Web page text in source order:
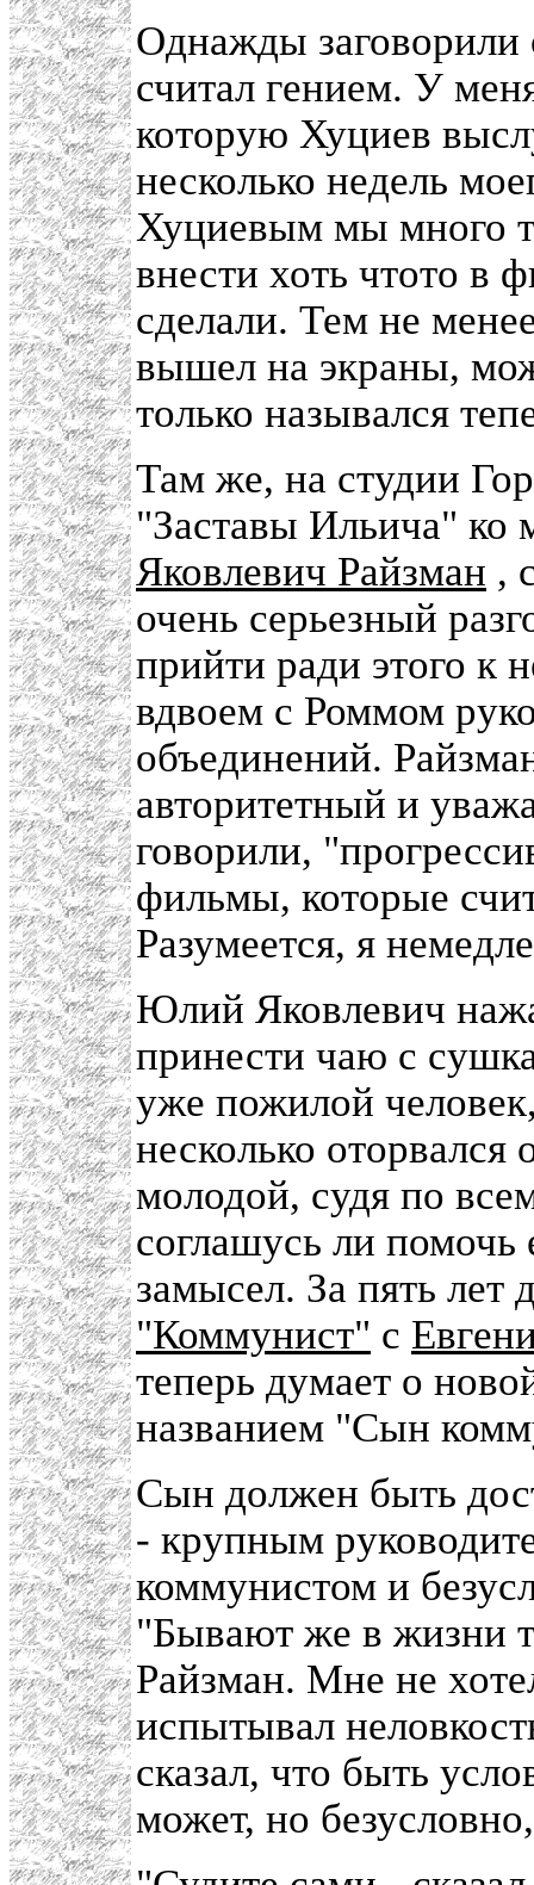
Однажды
считал гением. У
которую Хуциев
несколько недель
Хуциевым мы много
внести хоть чтото в
сделали. Тем не
вышел на экраны,
только назывался
Там же, на студии
"Заставы Ильича"
Яковлевич Райзман ,
очень серьезный
прийти ради этого к
вдвоем с Роммом
объединений.
авторитетный и
говорили,
фильмы, которые
Разумеется, я
Юлий Яковлевич
принести чаю с
уже пожилой
несколько
молодой, судя по
соглашусь ли
замысел. За пять лет
"Коммунист" с
теперь думает о
названием "Сын
Сын должен быть
- крупным
коммунистом и
"Бывают же в жизни
Райзман. Мне не
испытывал
сказал, что быть
может, но